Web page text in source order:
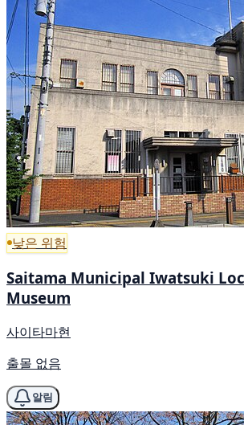
낮은 위험
Saitama Municipal Iwatsuki
Museum
사이타마현
출몰 없음
알림